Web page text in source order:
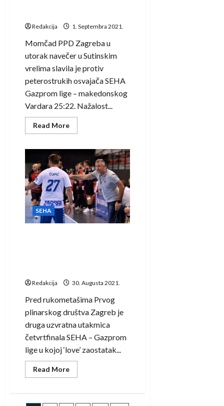
Redakcija 1. Septembra 2021.
Momčad PPD Zagreba u
utorak navečer u Sutinskim
vrelima slavila je protiv
peterostrukih osvajača SEHA
Gazprom lige – makedonskog
Vardara 25:22. Nažalost...
Read MoreRead
more
Zagrebu
osigurao
nastup
na
F4
turniru
SEHA
Gazprom
lige
SEHA
Redakcija 30. Augusta 2021.
Pred rukometašima Prvog
plinarskog društva Zagreb je
druga uzvratna utakmica
četvrtfinala SEHA – Gazprom
lige u kojoj ‘love’ zaostatak...
Read MoreRead
more
uzvrat